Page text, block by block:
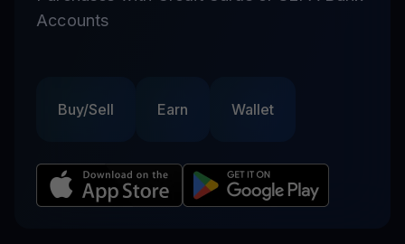
Accounts
Buy/Sell Earn Wallet